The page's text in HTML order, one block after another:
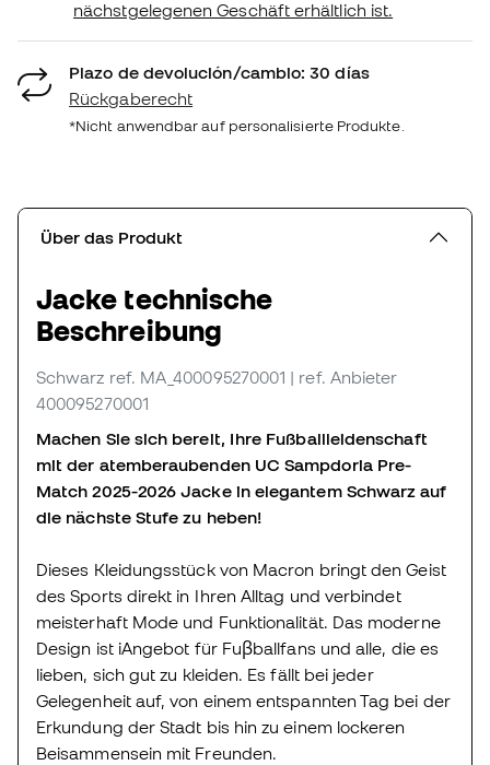
nächstgelegenen Geschäft erhältlich ist.
Plazo de devolución/cambio: 30 días
Rückgaberecht
*Nicht anwendbar auf personalisierte Produkte.
Über das Produkt
Jacke technische
Beschreibung
Schwarz ref. MA_400095270001 | ref. Anbieter
400095270001
Machen Sie sich bereit, Ihre Fußballleidenschaft
mit der atemberaubenden UC Sampdoria Pre-
Match 2025-2026 Jacke in elegantem Schwarz auf
die nächste Stufe zu heben!
Dieses Kleidungsstück von Macron bringt den Geist
des Sports direkt in Ihren Alltag und verbindet
meisterhaft Mode und Funktionalität. Das moderne
Design ist iAngebot für Fuβballfans und alle, die es
lieben, sich gut zu kleiden. Es fällt bei jeder
Gelegenheit auf, von einem entspannten Tag bei der
Erkundung der Stadt bis hin zu einem lockeren
Beisammensein mit Freunden.